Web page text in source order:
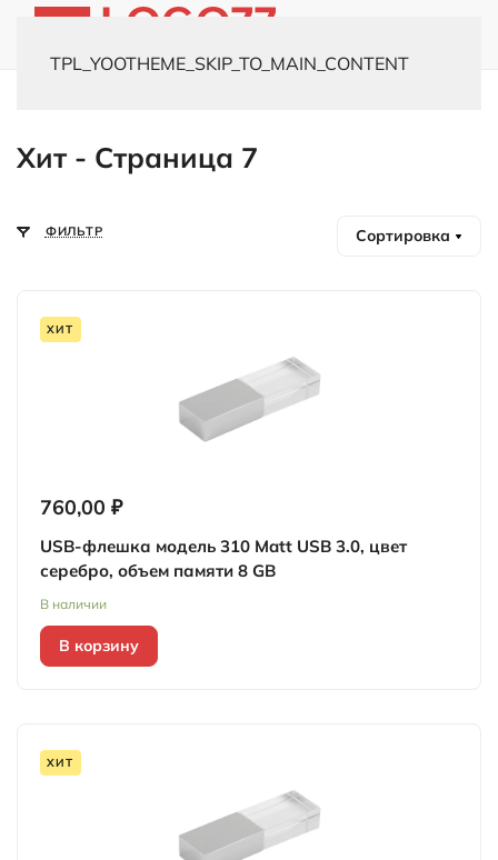
TPL_YOOTHEME_SKIP_TO_MAIN_CONTENT
Хит - Страница 7
ФИЛЬТР Сортировка
ХИТ
760,00 ₽
USB-флешка модель 310 Matt USB 3.0, цвет
серебро, объем памяти 8 GB
В наличии
В корзину
ХИТ